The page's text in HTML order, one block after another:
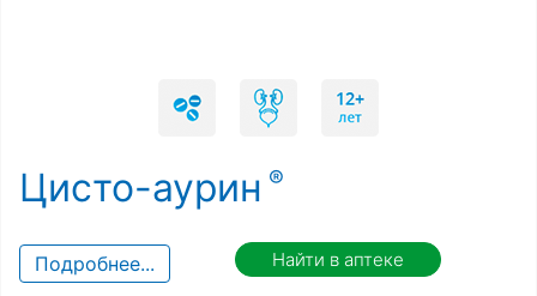
Цисто-аурин
Найти в аптеке
Подробнее...